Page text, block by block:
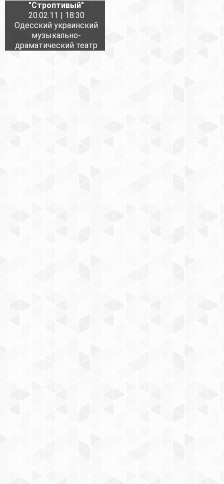
"Строптивый"
20.02.11 | 18:30
Одесский украинский
музыкально-
драматический театр